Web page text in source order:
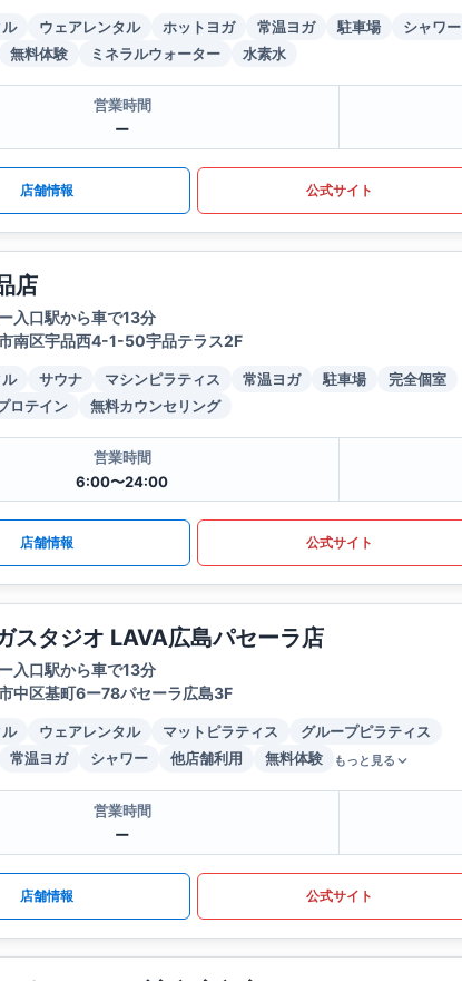
ウェアレンタル ホットヨガ 常温ヨガ 駐車場
シャワー
無料体験 ミネラルウォーター 水素水
営業時間
ー
店舗情報 公式サイト
店
入口駅から車で13分
南区宇品西4-1-50宇品テラス2F
サウナ マシンピラティス 常温ヨガ 駐車場
完全個室
ロテイン 無料カウンセリング
営業時間
6:00〜24:00
店舗情報 公式サイト
スタジオ LAVA広島パセーラ店
入口駅から車で13分
中区基町6ー78パセーラ広島3F
ウェアレンタル マットピラティス
グループピラティス
常温ヨガ シャワー 他店舗利用 無料体験 もっと見る
営業時間
ー
店舗情報 公式サイト